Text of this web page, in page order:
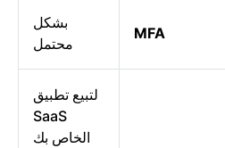
MFA
بشكل
محتمل
لتبيع تطبيق
SaaS
الخاص بك